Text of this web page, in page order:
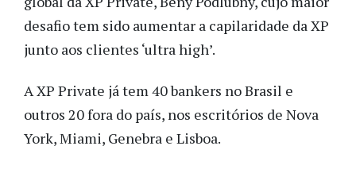
desafio tem sido aumentar a capilaridade da XP
junto aos clientes ‘ultra high’.
A XP Private já tem 40 bankers no Brasil e
outros 20 fora do país, nos escritórios de Nova
York, Miami, Genebra e Lisboa.